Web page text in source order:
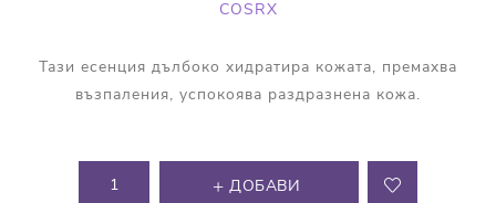
COSRX
Тази есенция дълбоко хидратира кожата, премахва
възпаления, успокоява раздразнена кожа.
ДОБАВИ